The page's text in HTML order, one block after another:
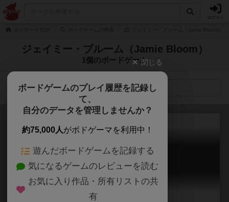
ジェイミー・ブルーム（Jamie Bloom）
1個のボードゲーム
検索メニュー
ライフ・オブ・ジ・アマゾニア
Life of the Amazonia
閉じる
ボードゲームのプレイ履歴を記録し
て、
自分のデータを管理しませんか？
約75,000人がボドゲーマを利用中！
遊んだボードゲームを記録する
気になるゲームのレビューを読む
お気に入り作品・所有リストの共
有